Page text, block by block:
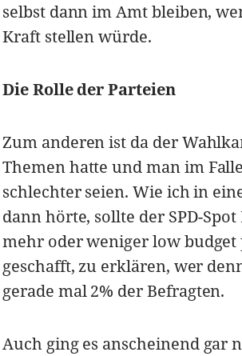
selbst dann im Amt bleiben,
Kraft stellen würde.
Die Rolle der Parteien
Zum anderen ist da der
Themen hatte und man im
schlechter seien. Wie ich in
dann hörte, sollte der SPD-
mehr oder weniger low budget
geschafft, zu erklären, wer
gerade mal 2% der Befragten.
Auch ging es anscheinend gar